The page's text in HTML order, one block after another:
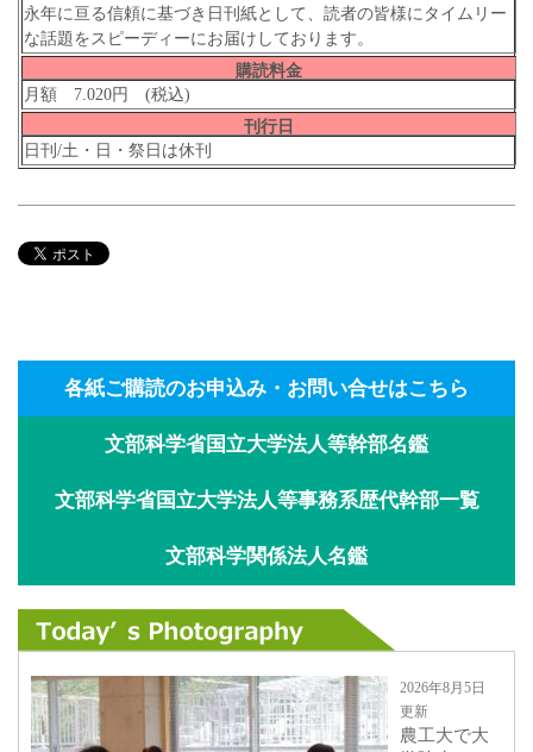
永年に亘る信頼に基づき日刊紙として、読者の皆様にタイムリー
な話題をスピーディーにお届けしております。
購読料金
月額 7.020円 (税込)
刊行日
日刊/土・日・祭日は休刊
各紙ご購読のお申込み・お問い合せはこちら
文部科学省国立大学法人等幹部名鑑
文部科学省国立大学法人等事務系歴代幹部一覧
文部科学関係法人名鑑
2026年8月5日
更新
農工大で大